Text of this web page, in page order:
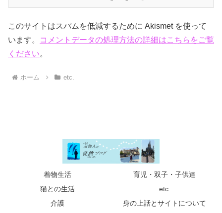
このサイトはスパムを低減するために Akismet を使って
います。
コメントデータの処理方法の詳細はこちらをご覧
ください。
ホーム etc.
着物生活
育児・双子・子供達
猫との生活
etc.
介護
身の上話とサイトについて